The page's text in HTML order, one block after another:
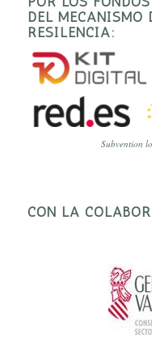
DEL MECANISMO
RESILENCIA:
Subvention
CON LA